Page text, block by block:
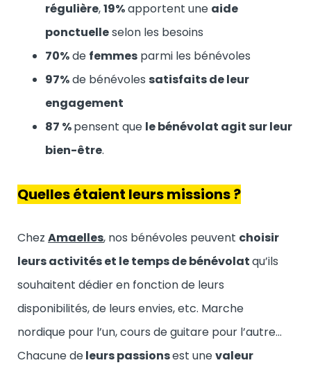
régulière,19%apportent une aide
ponctuelleselon les besoins
70%de femmes parmi les bénévoles
97%de bénévoles satisfaits de leur
engagement
87 %pensent que le bénévolat agit sur leur
bien-être.
Quelles étaient leurs missions ?
Chez Amaelles, nos bénévoles peuvent choisir
leurs activités et le temps de bénévolatqu’ils
souhaitent dédier en fonction de leurs
disponibilités, de leurs envies, etc. Marche
nordique pour l’un, cours de guitare pour l’autre…
Chacune deleurs passionsest unevaleur